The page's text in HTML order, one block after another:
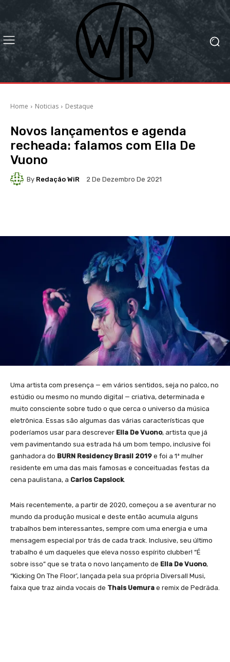
Home Noticias Destaque
Novos lançamentos e agenda
recheada: falamos com Ella De
Vuono
By Redação WiR 2 De Dezembro De 2021
Uma artista com presença — em vários sentidos, seja no palco, no
estúdio ou mesmo no mundo digital — criativa, determinada e
muito consciente sobre tudo o que cerca o universo da música
eletrônica. Essas são algumas das várias características que
poderíamos usar para descrever Ella De Vuono, artista que já
vem pavimentando sua estrada há um bom tempo, inclusive foi
ganhadora do BURN Residency Brasil 2019 e foi a 1ª mulher
residente em uma das mais famosas e conceituadas festas da
cena paulistana, a Carlos Capslock.
Mais recentemente, a partir de 2020, começou a se aventurar no
mundo da produção musical e deste então acumula alguns
trabalhos bem interessantes, sempre com uma energia e uma
mensagem especial por trás de cada track. Inclusive, seu último
trabalho é um daqueles que eleva nosso espírito clubber! “É
sobre isso” que se trata o novo lançamento de Ella De Vuono,
“Kicking On The Floor’, lançada pela sua própria Diversall Musi,
faixa que traz ainda vocais de Thais Uemura e remix de Pedräda.